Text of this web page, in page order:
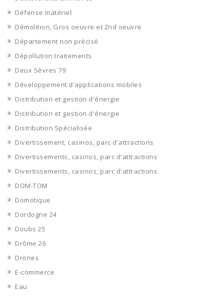
Défense matériel
Démolition, Gros oeuvre et 2nd oeuvre
Département non précisé
Dépollution traitements
Deux Sèvres 79
Développement d'applications mobiles
Distribution et gestion d'énergie
Distribution et gestion d'énergie
Distribution Spécialisée
Divertissement, casinos, parc d'attractions
Divertissements, casinos, parc d'attractions
Divertissements, casinos, parc d'attractions
DOM-TOM
Domotique
Dordogne 24
Doubs 25
Drôme 26
Drones
E-commerce
Eau